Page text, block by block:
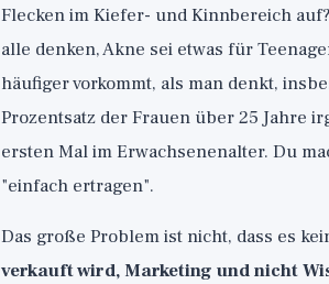
Flecken im Kiefer- und Kinnbereich
alle denken, Akne sei etwas für
häufiger vorkommt, als man denkt,
Prozentsatz der Frauen über 25 Jahre
ersten Mal im Erwachsenenalter. Du
"einfach ertragen".
Das große Problem ist nicht, dass es
verkauft wird, Marketing und nicht